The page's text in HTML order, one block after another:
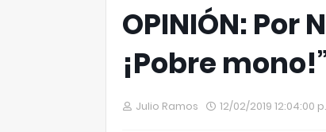
OPINIÓN: Por
¡Pobre
Julio Ramos 12/02/2019 12:04:00